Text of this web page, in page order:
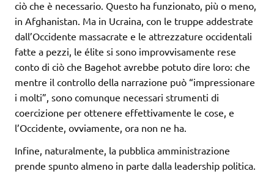
ciò che è necessario. Questo ha funzionato, più o meno,
in Afghanistan. Ma in Ucraina, con le truppe addestrate
dall’Occidente massacrate e le attrezzature occidentali
fatte a pezzi, le élite si sono improvvisamente rese
conto di ciò che Bagehot avrebbe potuto dire loro: che
mentre il controllo della narrazione può “impressionare
i molti”, sono comunque necessari strumenti di
coercizione per ottenere effettivamente le cose, e
l’Occidente, ovviamente, ora non ne ha.
Infine, naturalmente, la pubblica amministrazione
prende spunto almeno in parte dalla leadership politica.